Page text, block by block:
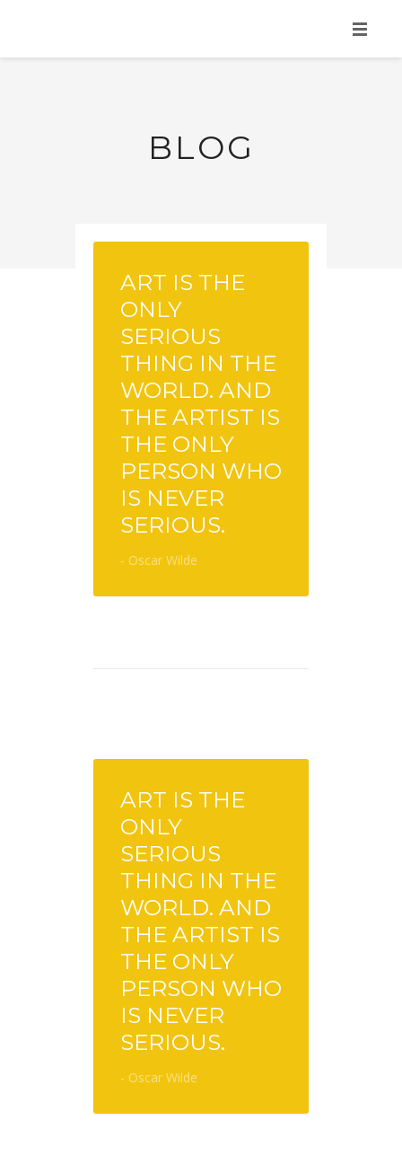
BLOG
ART IS THE
ONLY
SERIOUS
THING IN THE
WORLD. AND
THE ARTIST IS
THE ONLY
PERSON WHO
IS NEVER
SERIOUS.
- Oscar Wilde
ART IS THE
ONLY
SERIOUS
THING IN THE
WORLD. AND
THE ARTIST IS
THE ONLY
PERSON WHO
IS NEVER
SERIOUS.
- Oscar Wilde